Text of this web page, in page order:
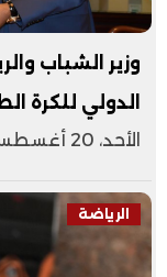
وزير الشباب
الدولي للكرة
الأحد، 20 أغسطس 2023 02:32 م
الرياضة